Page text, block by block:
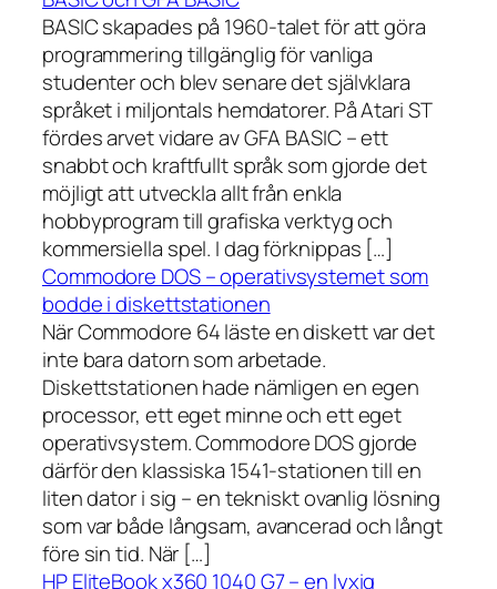
BASIC skapades på 1960-talet för att göra
programmering tillgänglig för vanliga
studenter och blev senare det självklara
språket i miljontals hemdatorer. På Atari ST
fördes arvet vidare av GFA BASIC – ett
snabbt och kraftfullt språk som gjorde det
möjligt att utveckla allt från enkla
hobbyprogram till grafiska verktyg och
kommersiella spel. I dag förknippas […]
Commodore DOS – operativsystemet som
bodde i diskettstationen
När Commodore 64 läste en diskett var det
inte bara datorn som arbetade.
Diskettstationen hade nämligen en egen
processor, ett eget minne och ett eget
operativsystem. Commodore DOS gjorde
därför den klassiska 1541-stationen till en
liten dator i sig – en tekniskt ovanlig lösning
som var både långsam, avancerad och långt
före sin tid. När […]
HP EliteBook x360 1040 G7 – en lyxig